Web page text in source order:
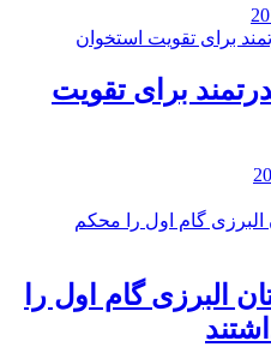
برای تقویت
البرزی گام اول را